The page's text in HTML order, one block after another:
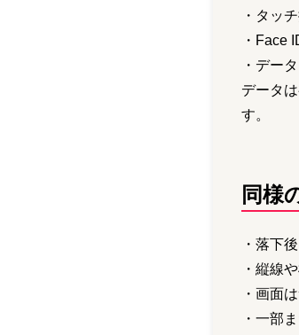
・タッ
・Face
・デー
データ
す。
同様
・落下
・縦線
・画面
・一部